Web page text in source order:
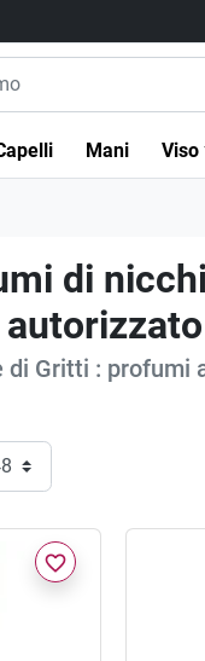
Mani Viso
di
di Gritti :
favorite_border